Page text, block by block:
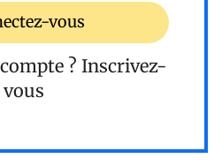
vous
? Inscrivez-
vous